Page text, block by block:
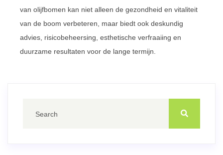
van olijfbomen kan niet alleen de gezondheid en vitaliteit
van de boom verbeteren, maar biedt ook deskundig
advies, risicobeheersing, esthetische verfraaiing en
duurzame resultaten voor de lange termijn.